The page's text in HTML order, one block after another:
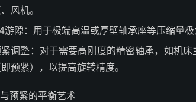
风机。
游隙：用于极端高温或厚壁轴承座等压缩量极
调整：对于需要高刚度的精密轴承，如机
即预紧），以提高旋转精度。
预紧的平衡艺术